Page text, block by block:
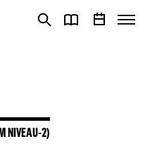
NIVEAU-2)